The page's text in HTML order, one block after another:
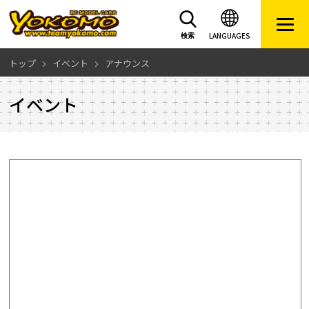
LANGUAGES
検索
トップ イベント アナウンス
イベント